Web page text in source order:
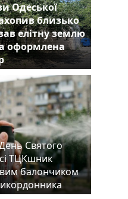
Одеської
близько
елітну землю
оформлена
Святого
ТЦКшник
балончиком